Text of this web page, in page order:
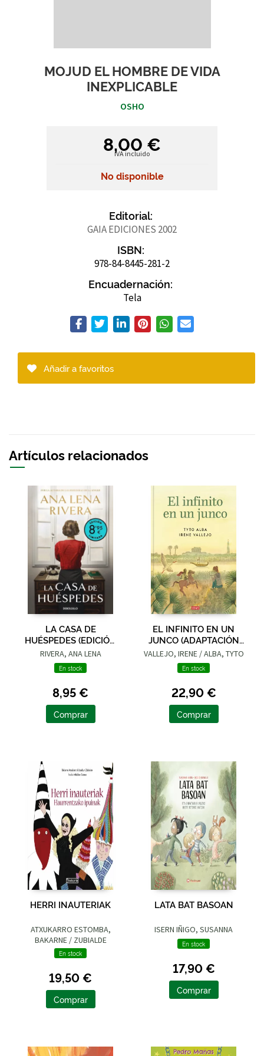
MOJUD EL HOMBRE DE VIDA
INEXPLICABLE
OSHO
8,00 €
IVA incluido
No disponible
Editorial:
GAIA EDICIONES 2002
ISBN:
978-84-8445-281-2
Encuadernación:
Tela
Añadir a favoritos
Artículos relacionados
LA CASA DE
HUÉSPEDES (EDICIÓN
LIMITADA · VERANO)
RIVERA, ANA LENA
En stock
8,95 €
Comprar
EL INFINITO EN UN
JUNCO (ADAPTACIÓN
GRÁFICA)
VALLEJO, IRENE / ALBA, TYTO
En stock
22,90 €
Comprar
HERRI INAUTERIAK
ATXUKARRO ESTOMBA,
BAKARNE / ZUBIALDE
GRAJIRENA, IZASKUN
En stock
19,50 €
Comprar
LATA BAT BASOAN
ISERN IÑIGO, SUSANNA
En stock
17,90 €
Comprar